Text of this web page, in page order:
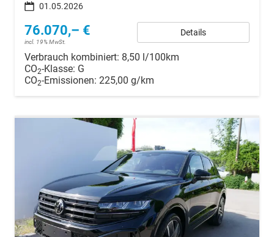
01.05.2026
76.070,– €
incl. 19% MwSt.
Details
Verbrauch kombiniert: 8,50 l/100km
CO2-Klasse: G
CO2-Emissionen: 225,00 g/km